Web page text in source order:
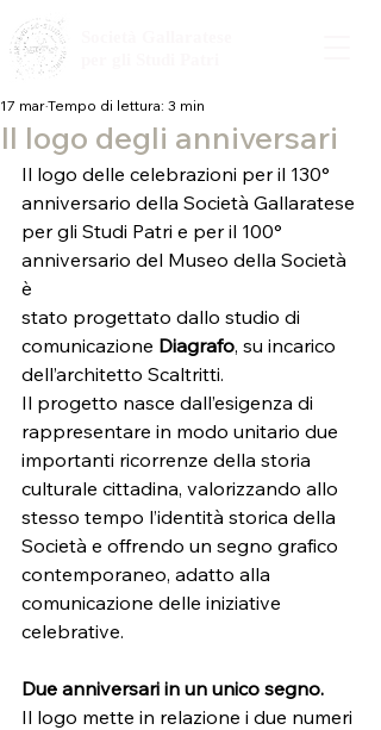
Il logo degli anniversari
17 marTempo di lettura: 3 min
Il logo delle celebrazioni per il 130°
anniversario della Società Gallaratese
per gli Studi Patri e per il 100°
anniversario del Museo della Società
è
stato progettato dallo studio di
comunicazione Diagrafo, su incarico
dell’architetto Scaltritti.
Il progetto nasce dall’esigenza di
rappresentare in modo unitario due
importanti ricorrenze della storia
culturale cittadina, valorizzando allo
stesso tempo l’identità storica della
Società e offrendo un segno grafico
contemporaneo, adatto alla
comunicazione delle iniziative
celebrative.
Due anniversari in un unico segno.
Il logo mette in relazione i due numeri